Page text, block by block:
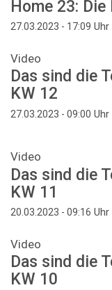
Home 23:
27.03.2023 - 17:09 Uhr
Video
Das sind die
KW 12
27.03.2023 - 09:00 Uhr
Video
Das sind die
KW 11
20.03.2023 - 09:16 Uhr
Video
Das sind die
KW 10